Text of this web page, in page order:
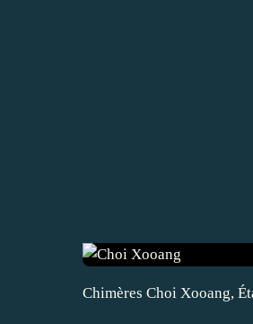
Chimères Choi Xooang,